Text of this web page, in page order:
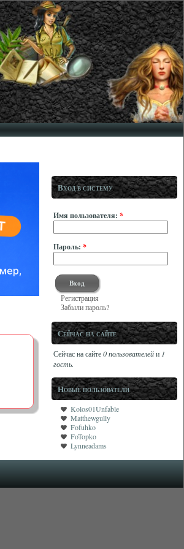
Вход в систему
Имя пользователя: *
Пароль: *
Регистрация
Забыли пароль?
Сейчас на сайте
Сейчас на сайте0 пользователейи 1
гость.
Новые пользователи
Kolos01Unfable
Matthewgully
Fofuhko
FoTopko
Lynneadams